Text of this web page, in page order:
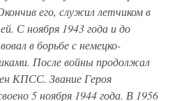
его, служил летчиком в
С ноября 1943 года и до
в борьбе с немецко-
После войны продолжал
КПСС. Звание Героя
5 ноября 1944 года. В 1956